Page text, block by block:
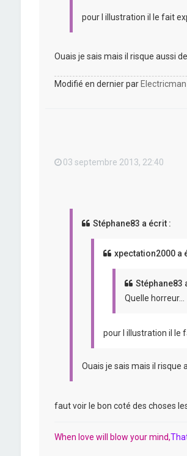
pour l illustration il le fait
Ouais je sais mais il risque aussi
Modifié en dernier par Electricman
03 septembre 2013, 22:40
Stéphane83 a écrit :
xpectation2000 a
Stéphane83
Quelle horreur...
pour l illustration il le
Ouais je sais mais il
faut voir le bon coté des choses
When love will blow your mind,